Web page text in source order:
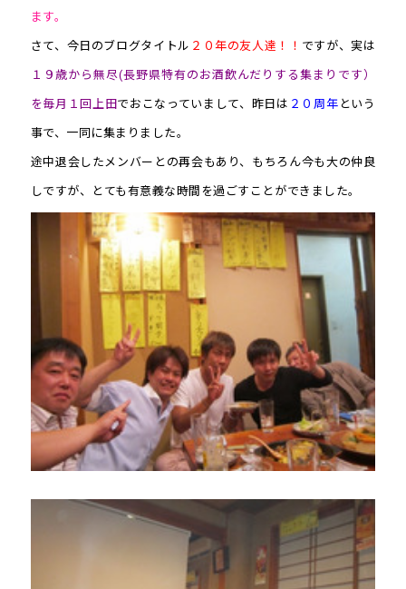
ます。
さて、今日のブログタイトル ２０年の友人達！！ ですが、実は
１９歳から無尽(長野県特有のお酒飲んだりする集まりです）
を毎月１回上田でおこなっていまして、昨日は ２０周年 という
事で、一同に集まりました。
途中退会したメンバーとの再会もあり、もちろん今も大の仲良
しですが、とても有意義な時間を過ごすことができました。